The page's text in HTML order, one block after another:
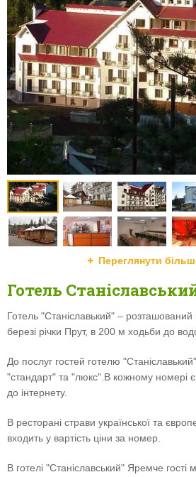
Переглянути
Готель
Готель "Станіславький" –
березі річки Прут, в 200 м ходьби до
До послуг гостей готелю
"стандарт" та "люкс".В кожному номері
до інтернету.
В ресторані страви української та
входить у вартість ціни за номер.
В готелі "Станіславський" Яремче гості